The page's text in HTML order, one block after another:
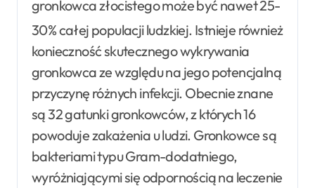
gronkowca złocistego może być nawet 25-
30% całej populacji ludzkiej. Istnieje również
konieczność skutecznego wykrywania
gronkowca ze względu na jego potencjalną
przyczynę różnych infekcji. Obecnie znane
są 32 gatunki gronkowców, z których 16
powoduje zakażenia u ludzi. Gronkowce są
bakteriami typu Gram-dodatniego,
wyróżniającymi się odpornością na leczenie